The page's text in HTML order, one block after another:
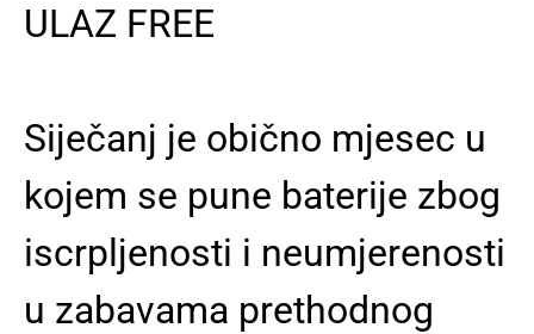
ULAZ FREE
Siječanj je obično mjesec u
kojem se pune baterije zbog
iscrpljenosti i neumjerenosti
u zabavama prethodnog